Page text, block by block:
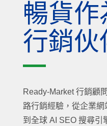
暢貨作
行銷伙
Ready-Market 行銷顧
路行銷經驗，從企業
到全球 AI SEO 搜尋引